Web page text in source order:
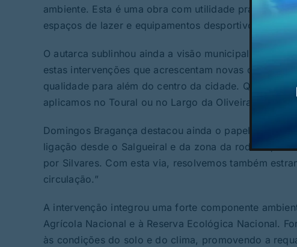
ambiente. Esta é uma obra com utilidade prática e
espaços de lazer e equipamentos desportivos”.
O autarca sublinhou ainda a visão municipal de
estas intervenções que acrescentam novas camadas
qualidade para além do centro da cidade. Qualquer
aplicamos no Toural ou no Largo da Oliveira”.
Domingos Bragança destacou ainda o papel
ligação desde o Salgueiral e da zona da rodovia,
por Silvares. Com esta via, resolvemos também
circulação.”
A intervenção integrou uma forte componente
Agrícola Nacional e à Reserva Ecológica Nacional.
às condições do solo e do clima, promovendo a